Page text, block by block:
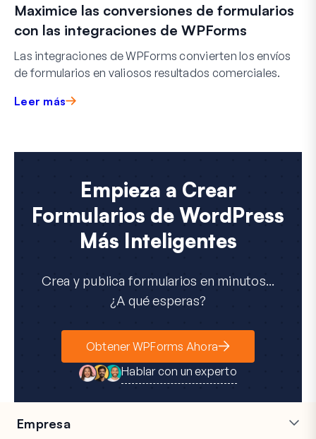
Maximice las conversiones de formularios
con las integraciones de WPForms
Las integraciones de WPForms convierten los envíos
de formularios en valiosos resultados comerciales.
Leer más
Empieza a Crear
Formularios de WordPress
Más Inteligentes
Crea y publica formularios en minutos...
¿A qué esperas?
Obtener WPForms Ahora
Hablar con un experto
Empresa